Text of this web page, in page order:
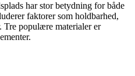
har stor betydning for både
faktorer som holdbarhed,
Tre populære materialer er